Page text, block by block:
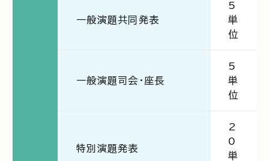
一般演題共同発表
5
単
位
一般演題司会・座長
5
単
位
特別演題発表
2
0
単